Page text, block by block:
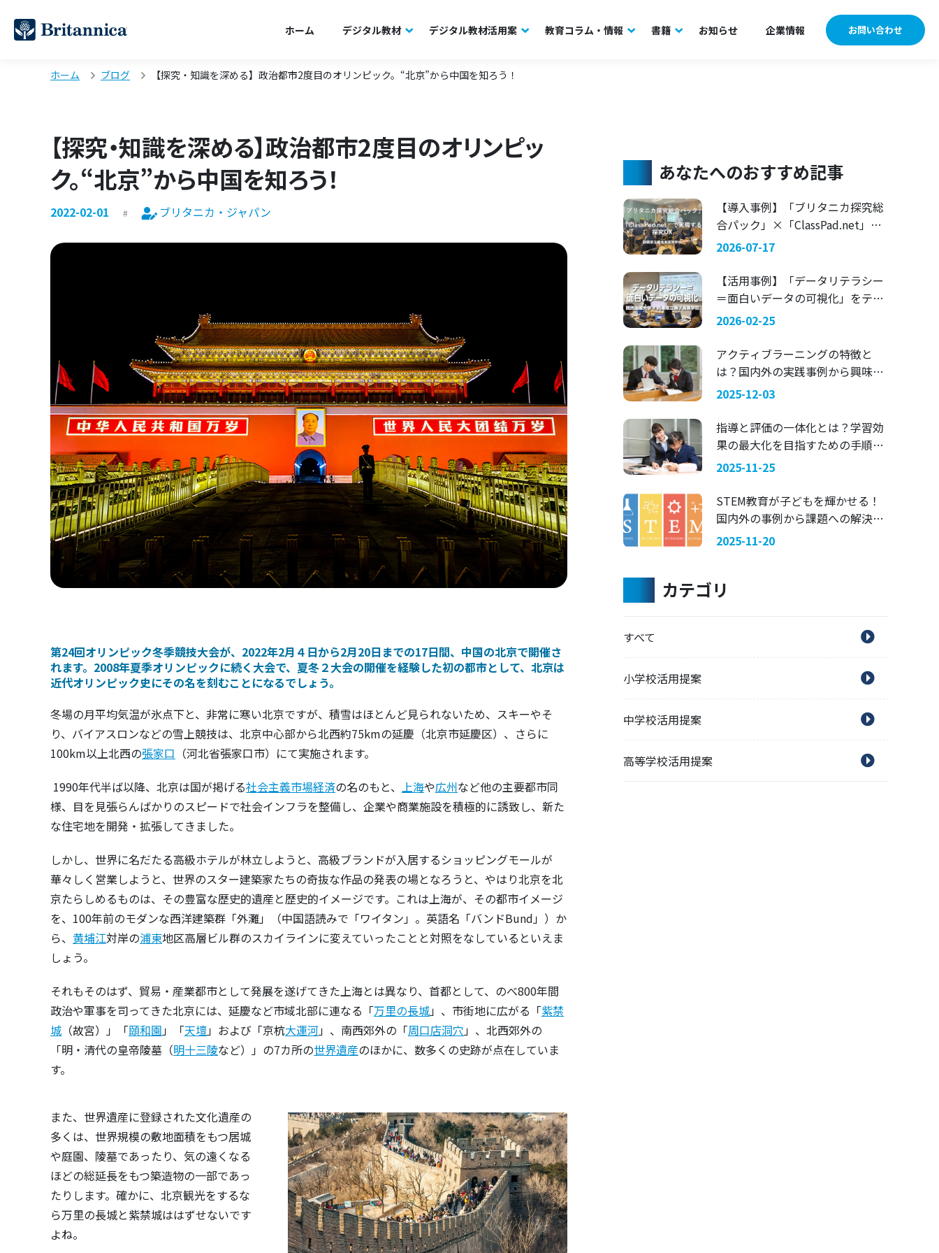
ホーム デジタル教材 デジタル教材活用案 教育コラム・情報 書籍 お知らせ 企業情報 お問い合わせ
ホーム ブログ 【探究・知識を深める】政治都市2度目のオリンピック。“北京”から中国を知ろう！
【探究・知識を深める】政治都市2度目のオリンピッ
ク。“北京”から中国を知ろう！
2022-02-01 ブリタニカ・ジャパン
第24回オリンピック冬季競技大会が、2022年2月４日から2月20日までの17日間、中国の北京で開催さ
れます。 2008年夏季オリンピックに続く大会で、夏冬２大会の開催を経験した初の都市として、北京は
近代オリンピック史にその名を刻むことになるでしょう。
冬場の月平均気温が氷点下と、非常に寒い北京ですが、積雪はほとんど見られないため、スキーやそ
り、バイアスロンなどの雪上競技は、北京中心部から北西約75kmの延慶（北京市延慶区）、さらに
100km以上北西の張家口 （河北省張家口市）にて実施されます。
1990年代半ば以降、北京は国が掲げる社会主義市場経済の名のもと、 上海や広州など他の主要都市同
様、目を見張らんばかりのスピードで社会インフラを整備し、企業や商業施設を積極的に誘致し、新た
な住宅地を開発・拡張してきました。
しかし、世界に名だたる高級ホテルが林立しようと、高級ブランドが入居するショッピングモールが
華々しく営業しようと、世界のスター建築家たちの奇抜な作品の発表の場となろうと、やはり北京を北
京たらしめるものは、その豊富な歴史的遺産と歴史的イメージです。これは上海が、その都市イメージ
を、100年前のモダンな西洋建築群「外灘」（中国語読みで「ワイタン」。英語名「バンドBund」）か
ら、 黄埔江対岸の浦東地区高層ビル群のスカイラインに変えていったことと対照をなしているといえま
しょう。
それもそのはず、貿易・産業都市として発展を遂げてきた上海とは異なり、首都として、のべ800年間
政治や軍事を司ってきた北京には、延慶など市域北部に連なる「万里の長城」、市街地に広がる「紫禁
城 （故宮）」「頤和園 」「天壇」および「京杭大運河」、南西郊外の「周口店洞穴 」、北西郊外の
「明・清代の皇帝陵墓（明十三陵など）」の7カ所の世界遺産のほかに、数多くの史跡が点在していま
す。
また、世界遺産に登録された文化遺産の
多くは、世界規模の敷地面積をもつ居城
や庭園、陵墓であったり、気の遠くなる
ほどの総延長をもつ築造物の一部であっ
たりします。確かに、北京観光をするな
ら万里の長城と紫禁城ははずせないです
よね。
あなたへのおすすめ記事
【導入事例】「ブリタニカ探究総
合パック」×「ClassPad.net」で
実現する探究DX 〜静岡県立藤枝
2026-07-17
【活用事例】「データリテラシー
＝面白いデータの可視化」をテー
マにした探究学習 —— 関西国際大
2026-02-25
アクティブラーニングの特徴と
は？国内外の実践事例から興味を
引く指導法を考える
2025-12-03
指導と評価の一体化とは？学習効
果の最大化を目指すための手順を
ご紹介
2025-11-25
STEM教育が子どもを輝かせる！
国内外の事例から課題への解決策
を考える
2025-11-20
カテゴリ
すべて
小学校活用提案
中学校活用提案
高等学校活用提案